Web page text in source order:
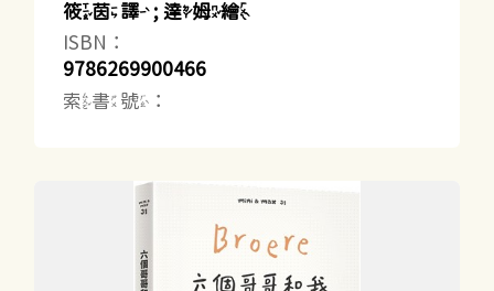
筱茵譯 ; 達姆繪
ISBN：
9786269900466
索書號：